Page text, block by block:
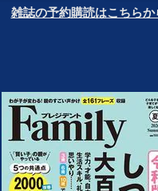
雑誌の予約購読はこちらか